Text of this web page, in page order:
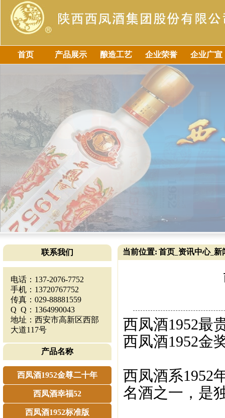
首页 产品展示 酿造工艺 企业荣誉 企业广宣
联系我们
电话：137-2076-7752
手机：13720767752
传真：029-88881559
Q Q：1364990043
地址：西安市高新区西部
大道117号
产品名称
西凤酒1952金尊二十年
西凤酒幸福52
西凤酒1952标准版
当前位置: 首页 资讯中心_ 新
西凤酒1952最
西凤酒1952金
西凤酒系1952
名酒之一，是